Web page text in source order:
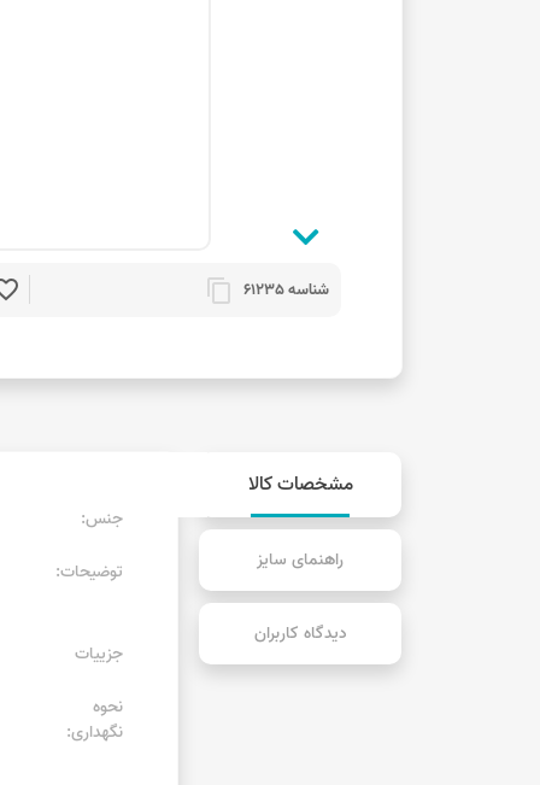
شناسه 61235 content_copy
مشخصات کالا
راهنمای سایز
دیدگاه کاربران
جنس:
توضیحات:
جزییات
نحوه
نگهداری: